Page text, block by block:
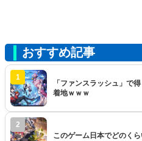
おすすめ記事
1
「ファンスラッシュ」で
着地ｗｗｗ
2
このゲーム日本でどのく